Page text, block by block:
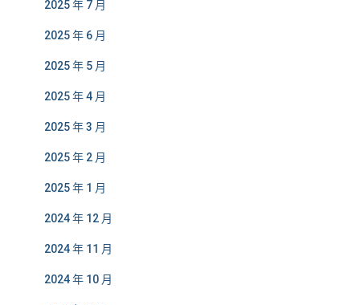
2025 年 7 月
2025 年 6 月
2025 年 5 月
2025 年 4 月
2025 年 3 月
2025 年 2 月
2025 年 1 月
2024 年 12 月
2024 年 11 月
2024 年 10 月